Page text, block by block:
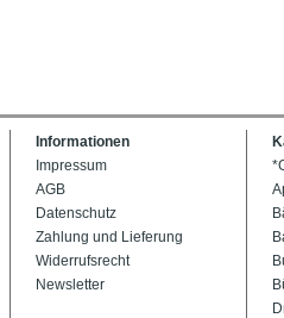
Informationen
Impressum
AGB
Datenschutz
Zahlung und Lieferung
Widerrufsrecht
Newsletter